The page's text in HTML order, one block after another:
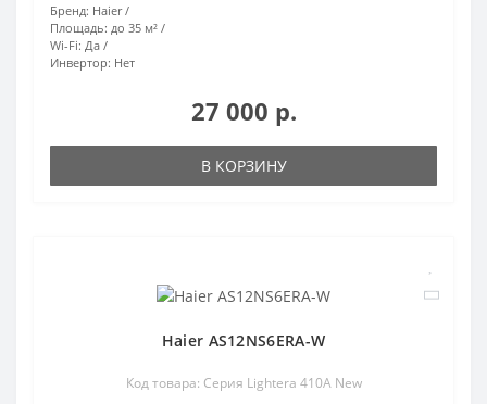
Бренд: Haier
Площадь: до 35 м²
Wi-Fi: Да
Инвертор: Нет
27 000 р.
В КОРЗИНУ
Haier AS12NS6ERA-W
Код товара: Серия Lightera 410A New